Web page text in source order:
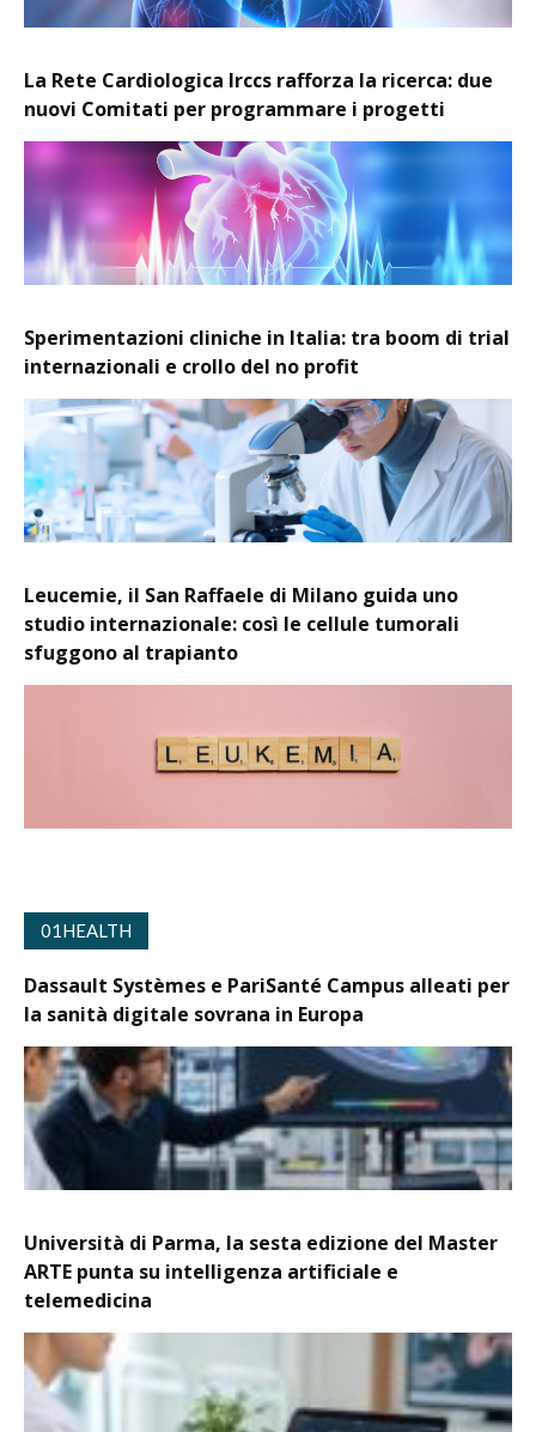
La Rete Cardiologica Irccs rafforza la ricerca: due
nuovi Comitati per programmare i progetti
Sperimentazioni cliniche in Italia: tra boom di trial
internazionali e crollo del no profit
Leucemie, il San Raffaele di Milano guida uno
studio internazionale: così le cellule tumorali
sfuggono al trapianto
01HEALTH
Dassault Systèmes e PariSanté Campus alleati per
la sanità digitale sovrana in Europa
Università di Parma, la sesta edizione del Master
ARTE punta su intelligenza artificiale e
telemedicina